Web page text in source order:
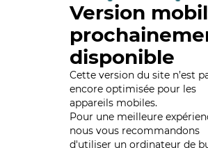
Version
disponible
Cette version du site n’est
encore optimisée pour les
appareils mobiles.
Pour une meilleure
nous vous recommandons
d'utiliser un ordinateur de